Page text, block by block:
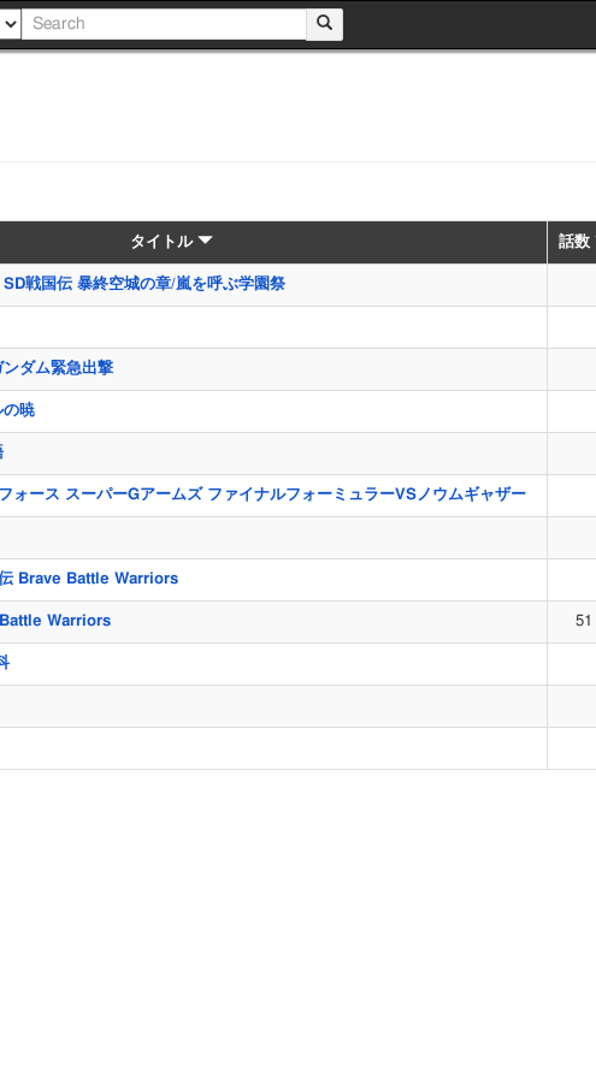
タイトル 話数
戦国伝 暴終空城の章/嵐を呼ぶ学園祭
ダム緊急出撃
の暁
ォース スーパーGアームズ ファイナルフォーミュラーVSノウムギャザー
Brave Battle Warriors
Warriors 51